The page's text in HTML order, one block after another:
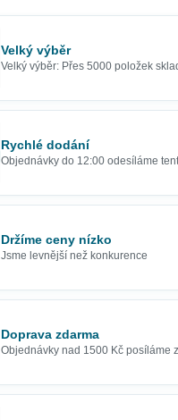
Velký výběr
Velký výběr: Přes 5000 položek
Rychlé dodání
Objednávky do 12:00 odesíláme
Držíme ceny nízko
Jsme levnější než konkurence
Doprava zdarma
Objednávky nad 1500 Kč posíláme